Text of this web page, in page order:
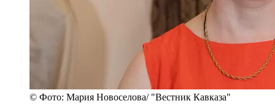
© Фото: Мария Новоселова/ "Вестник Кавказа"